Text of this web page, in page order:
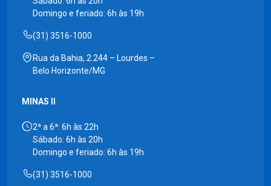
Domingo e feriado: 6h às 19h
(31) 3516-1000
Rua da Bahia, 2.244 – Lourdes –
Belo Horizonte/MG
MINAS II
2ª a 6ª: 6h às 22h
Sábado: 6h às 20h
Domingo e feriado: 6h às 19h
(31) 3516-1000